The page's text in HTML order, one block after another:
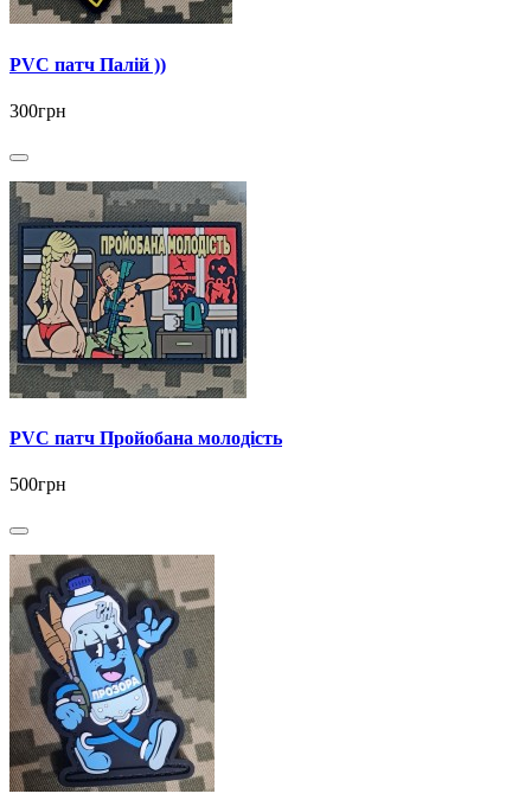
PVC патч Палій ))
300грн
PVC патч Пройобана молодість
500грн